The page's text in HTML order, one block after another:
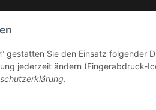
gestatten Sie den Einsatz folgender
jederzeit ändern (Fingerabdruck-
.